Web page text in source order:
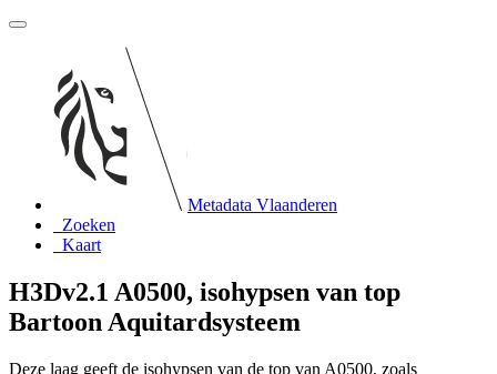
Metadata Vlaanderen
Zoeken
Kaart
H3Dv2.1 A0500, isohypsen van top
Bartoon Aquitardsysteem
Deze laag geeft de isohypsen van de top van A0500, zoals